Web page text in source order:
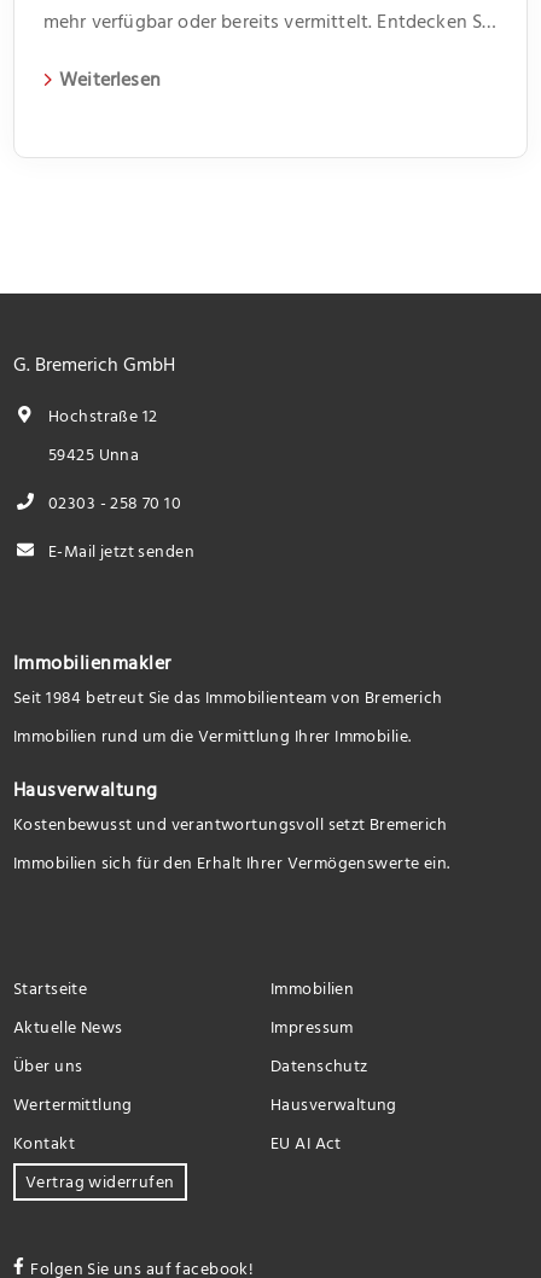
mehr verfügbar oder bereits vermittelt. Entdecken Sie
Weiterlesen
G. Bremerich GmbH
Hochstraße 12
59425 Unna
02303 - 258 70 10
E-Mail jetzt senden
Immobilienmakler
Seit 1984 betreut Sie das Immobilienteam von Bremerich
Immobilien rund um die Vermittlung Ihrer Immobilie.
Hausverwaltung
Kostenbewusst und verantwortungsvoll setzt Bremerich
Immobilien sich für den Erhalt Ihrer Vermögenswerte ein.
Startseite
Immobilien
Aktuelle News
Impressum
Über uns
Datenschutz
Wertermittlung
Hausverwaltung
Kontakt
EU AI Act
Vertrag widerrufen
Folgen Sie uns auf facebook!